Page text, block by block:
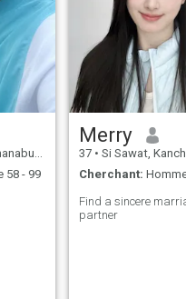
58 - 99
Merry
37 • Si Sawat, Kanchanaburi,
Cherchant:
Find a sincere
partner